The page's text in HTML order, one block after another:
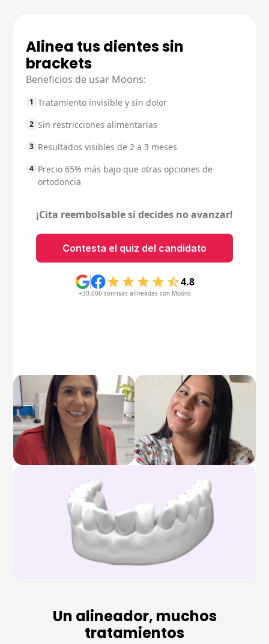
Alinea tus dientes sin
brackets
Beneficios de usar Moons:
1 Tratamiento invisible y sin dolor
2 Sin restricciones alimentarias
3 Resultados visibles de 2 a 3 meses
4 Precio 65% más bajo que otras opciones de
ortodoncia
¡Cita reembolsable si decides no avanzar!
Contesta el quiz del candidato
4.8
+30.000 sonrisas alineadas con Moons
Un alineador, muchos
tratamientos